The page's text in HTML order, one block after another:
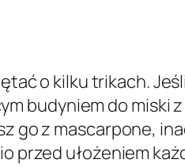
o kilku trikach.
budyniem do miski
go z mascarpone,
ułożeniem